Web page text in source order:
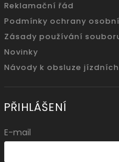
Reklamační řád
Podmínky ochrany
Zásady používání
Novinky
Návody k obsluze
PŘIHLÁŠENÍ
E-mail